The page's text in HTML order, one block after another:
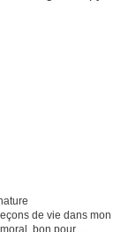
de vie dans mon
bon pour